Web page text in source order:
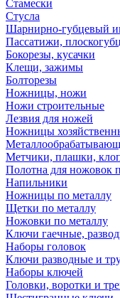
Стамески
Стусла
Шарнирно-губцевый
Пассатижи,
Бокорезы, кусачки
Клещи, зажимы
Болторезы
Ножницы, ножи
Ножи строительные
Лезвия для ножей
Ножницы
Метчики, плашки,
Полотна для ножовок
Напильники
Ножницы по металлу
Щетки по металлу
Ножовки по металлу
Ключи гаечные,
Наборы головок
Ключи разводные и
Наборы ключей
Головки, воротки и